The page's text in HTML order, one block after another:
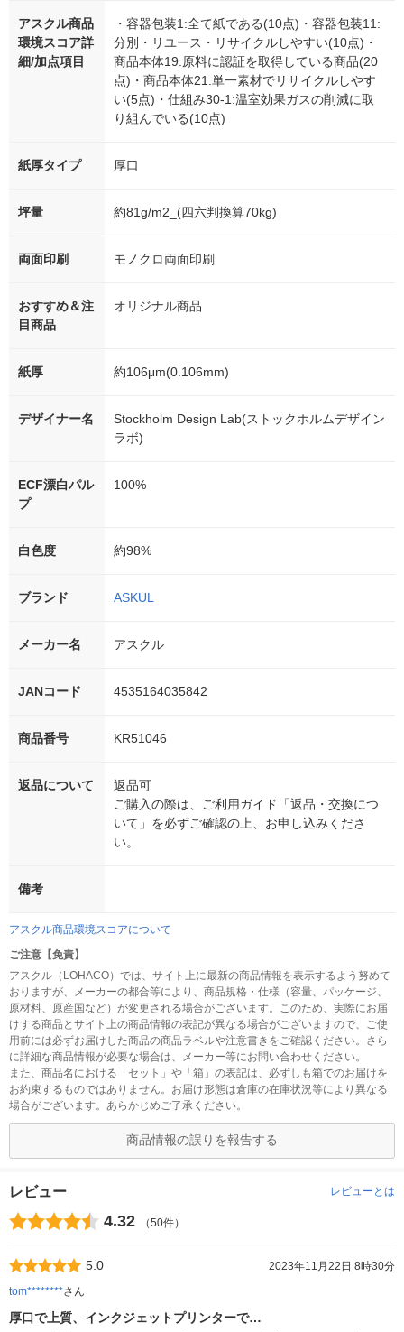
アスクル商品
環境スコア詳
細/加点項目
・容器包装1:全て紙である(10点)・容器包装11:
分別・リユース・リサイクルしやすい(10点)・
商品本体19:原料に認証を取得している商品(20
点)・商品本体21:単一素材でリサイクルしやす
い(5点)・仕組み30-1:温室効果ガスの削減に取
り組んでいる(10点)
紙厚タイプ 厚口
坪量 約81g/m2_(四六判換算70kg)
両面印刷 モノクロ両面印刷
おすすめ＆注
目商品
オリジナル商品
紙厚 約106μm(0.106mm)
デザイナー名
Stockholm Design Lab(ストックホルムデザイン
ラボ)
ECF漂白パル
プ
100%
白色度 約98%
ブランド ASKUL
メーカー名 アスクル
JANコード 4535164035842
商品番号 KR51046
返品について
返品可
ご購入の際は、ご利用ガイド「返品・交換につ
いて」を必ずご確認の上、お申し込みくださ
い。
備考
アスクル商品環境スコアについて
ご注意【免責】
アスクル（LOHACO）では、サイト上に最新の商品情報を表示するよう努めて
おりますが、メーカーの都合等により、商品規格・仕様（容量、パッケージ、
原材料、原産国など）が変更される場合がございます。このため、実際にお届
けする商品とサイト上の商品情報の表記が異なる場合がございますので、ご使
用前には必ずお届けした商品の商品ラベルや注意書きをご確認ください。さら
に詳細な商品情報が必要な場合は、メーカー等にお問い合わせください。
また、商品名における「セット」や「箱」の表記は、必ずしも箱でのお届けを
お約束するものではありません。お届け形態は倉庫の在庫状況等により異なる
場合がございます。あらかじめご了承ください。
商品情報の誤りを報告する
レビュー レビューとは
4.32 （50件）
5.0
2023年11月22日 8時30分
tom********さん
厚口で上質、インクジェットプリンターで…